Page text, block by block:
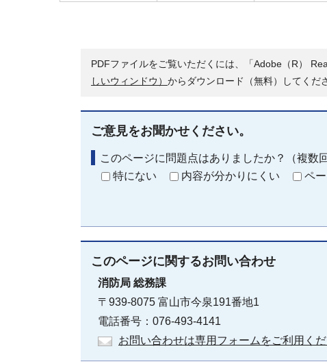
PDFファイルをご覧いただくには、「Adobe（R）
しいウィンドウ） からダウンロード（無料）してくだ
ご意見をお聞かせください。
このページに問題点はありましたか？（複数
特にない
内容が分かりにくい ペ
このページに関するお問い合わせ
消防局 総務課
〒939-8075 富山市今泉191番地1
電話番号：076-493-4141
お問い合わせは専用フォームをご利用くだ